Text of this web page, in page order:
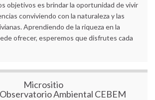
objetivos es brindar la oportunidad de vivir
conviviendo con la naturaleza y las
Aprendiendo de la riqueza en la
ofrecer, esperemos que disfrutes cada
Micrositio
Ambiental CEBEM